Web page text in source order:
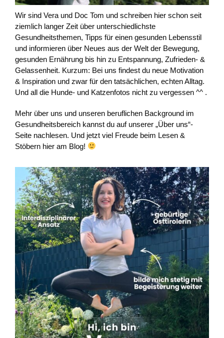
Wir sind Vera und Doc Tom und schreiben hier schon seit
ziemlich langer Zeit über unterschiedlichste
Gesundheitsthemen, Tipps für einen gesunden Lebensstil
und informieren über Neues aus der Welt der Bewegung,
gesunden Ernährung bis hin zu Entspannung, Zufrieden- &
Gelassenheit. Kurzum: Bei uns findest du neue Motivation
& Inspiration und zwar für den tatsächlichen, echten Alltag.
Und all die Hunde- und Katzenfotos nicht zu vergessen ^^ .
Mehr über uns und unseren beruflichen Background im
Gesundheitsbereich kannst du auf unserer „Über uns“-
Seite nachlesen. Und jetzt viel Freude beim Lesen &
Stöbern hier am Blog!